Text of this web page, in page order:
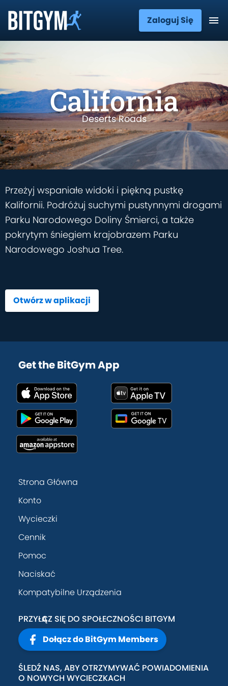
Zaloguj Się
California
Deserts Roads
Przeżyj wspaniałe widoki i piękną pustkę
Kalifornii. Podróżuj suchymi pustynnymi drogami
Parku Narodowego Doliny Śmierci, a także
pokrytym śniegiem krajobrazem Parku
Narodowego Joshua Tree.
Otwórz w aplikacji
Get the BitGym App
Strona Główna
Konto
Wycieczki
Cennik
Pomoc
Naciskać
Kompatybilne Urządzenia
PRZYŁĄCZ SIĘ DO SPOŁECZNOŚCI BITGYM
Dołącz do BitGym Members
ŚLEDŹ NAS, ABY OTRZYMYWAĆ POWIADOMIENIA
O NOWYCH WYCIECZKACH